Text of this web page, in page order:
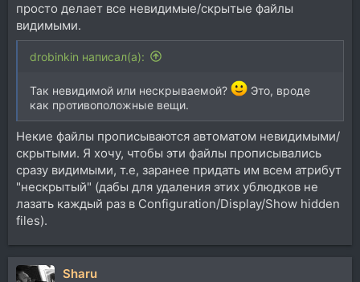
просто делает все невидимые/скрытые файлы
видимыми.
drobinkin написал(а):
Так невидимой или нескрываемой?
Это, вроде
как противоположные вещи.
Некие файлы прописываются автоматом невидимыми/
скрытыми. Я хочу, чтобы эти файлы прописывались
сразу видимыми, т.е, заранее придать им всем атрибут
"нескрытый" (дабы для удаления этих ублюдков не
лазать каждый раз в Configuration/Display/Show hidden
files).
Sharu